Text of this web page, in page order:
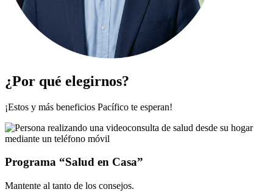
¿Por qué elegirnos?
¡Estos y más beneficios Pacífico te esperan!
Programa “Salud en Casa”
Mantente al tanto de los consejos.